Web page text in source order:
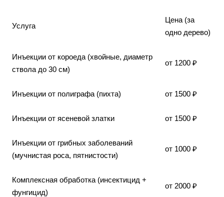
Услуга
Цена (за
одно дерево)
Инъекции от короеда (хвойные, диаметр
ствола до 30 см)
от 1200 ₽
Инъекции от полиграфа (пихта) от 1500 ₽
Инъекции от ясеневой златки от 1500 ₽
Инъекции от грибных заболеваний
(мучнистая роса, пятнистости)
от 1000 ₽
Комплексная обработка (инсектицид +
фунгицид)
от 2000 ₽